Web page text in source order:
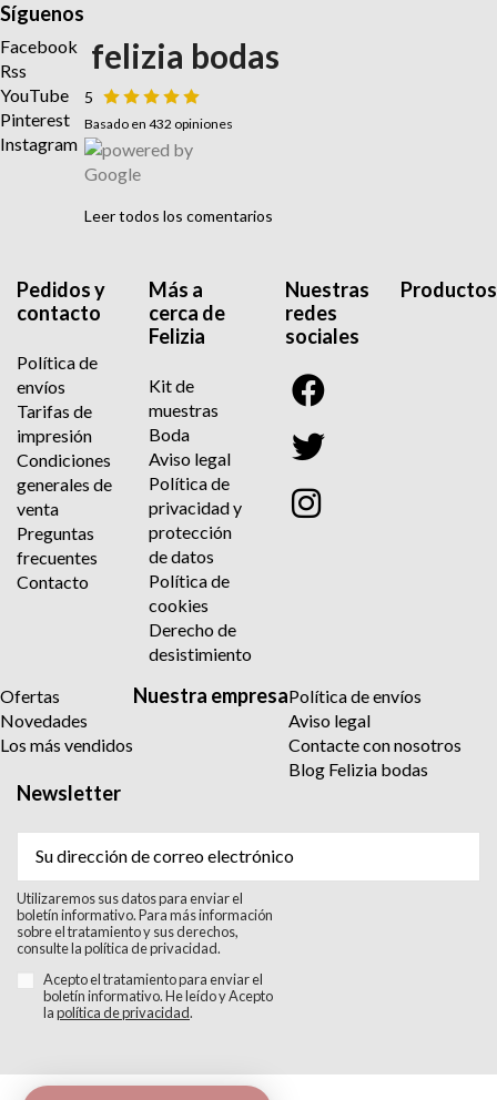
Síguenos
Facebook
Rss
YouTube
Pinterest
Instagram
felizia bodas
5
Basado en 432 opiniones
Leer todos los comentarios
Pedidos y
contacto
Política de
envíos
Tarifas de
impresión
Condiciones
generales de
venta
Preguntas
frecuentes
Contacto
Más a
cerca de
Felizia
Kit de
muestras
Boda
Aviso legal
Política de
privacidad y
protección
de datos
Política de
cookies
Derecho de
desistimiento
Nuestras
redes
sociales
Productos
Ofertas
Novedades
Los más vendidos
Nuestra empresaPolítica de envíos
Aviso legal
Contacte con nosotros
Blog Felizia bodas
Newsletter
Utilizaremos sus datos para enviar el
boletín informativo. Para más información
sobre el tratamiento y sus derechos,
consulte la política de privacidad.
Acepto el tratamiento para enviar el
boletín informativo. He leído y Acepto
lapolítica de privacidad.